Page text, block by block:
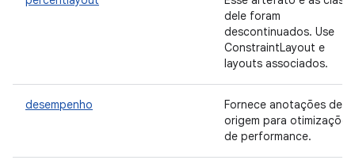
dele foram
descontinuados. Use
ConstraintLayout e
layouts associados.
desempenho
Fornece anotações de
origem para otimizações
de performance.